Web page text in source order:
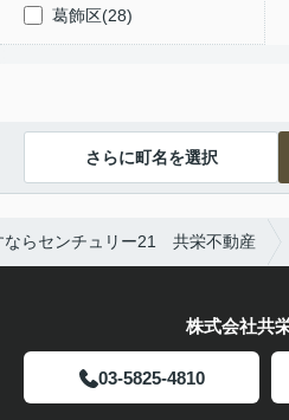
葛飾区(28)
さらに町名を選択
ならセンチュリー21 共栄不動産
株式会社共
03-5825-4810